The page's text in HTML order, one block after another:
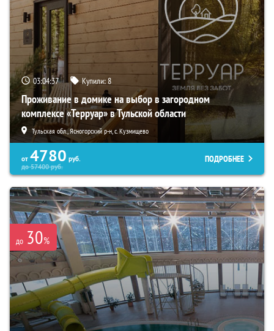
03:04:35 Купили:8
Проживание в домике на выбор в загородном
комплексе «Терруар» в Тульской области
Тульская обл., Ясногорский р-н, с. Кузмищево
от 4780 руб.
до57400руб.
ПОДРОБНЕЕ
до 30%